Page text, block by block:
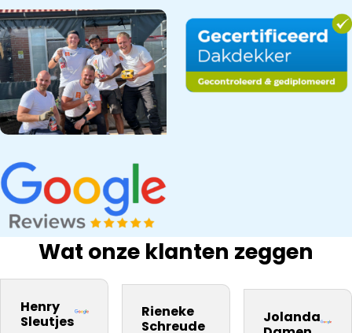
Wat onze klanten zeggen
Henry
Sleutjes
daarom aan
Snel gewerkt.
kwaliteit.
Rieneke
Schreude
materiaal.
vakmannen
inspectie,
gebeld, die
Jolanda